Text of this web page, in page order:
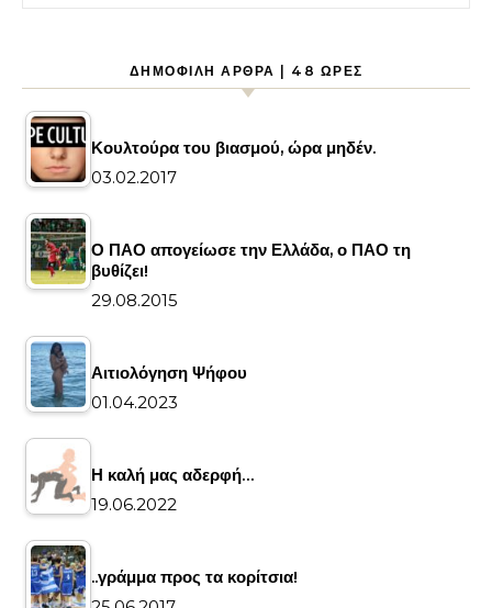
ΔΗΜΟΦΙΛΉ ΆΡΘΡΑ | 48 ΏΡΕΣ
Κουλτούρα του βιασμού, ώρα μηδέν.
03.02.2017
Ο ΠΑΟ απογείωσε την Ελλάδα, ο ΠΑΟ τη
βυθίζει!
29.08.2015
Αιτιολόγηση Ψήφου
01.04.2023
Η καλή μας αδερφή…
19.06.2022
..γράμμα προς τα κορίτσια!